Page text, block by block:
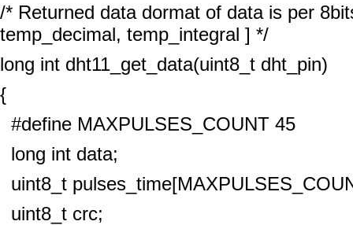
/* Returned data dormat of data is per
temp_decimal, temp_integral ] */
long int dht11_get_data(uint8_t dht_pin)
{
#define MAXPULSES_COUNT 45
long int data;
uint8_t
uint8_t crc;